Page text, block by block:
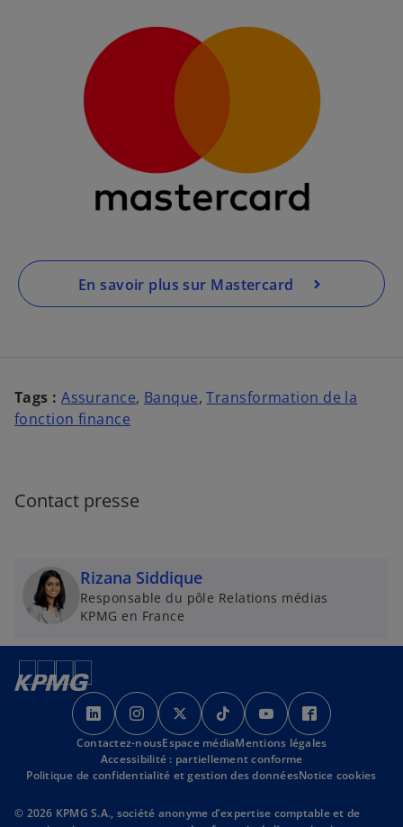
En savoir plus sur Mastercard
l
Tags :Assurance, Banque,Transformation de la
fonction finance
Contact presse
Rizana Siddique
Responsable du pôle Relations médias
KPMG en France
s
’
o
u
r
s
’
o
u
r
s
’
o
u
r
s
’
o
u
r
s
’
o
u
r
’
r
Contactez-nousEspace médiaMentions légales
Accessibilité : partiellement conforme
Politique de confidentialité et gestion des donnéesNotice cookies
© 2026 KPMG S.A., société anonyme d'expertise comptable et de